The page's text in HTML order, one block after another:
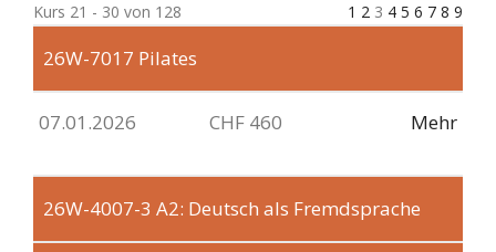
Kurs 21 - 30 von 128 1 2 3 4 5 6 7 8 9
26W-7017 Pilates
07.01.2026 CHF 460 Mehr
26W-4007-3 A2: Deutsch als Fremdsprache